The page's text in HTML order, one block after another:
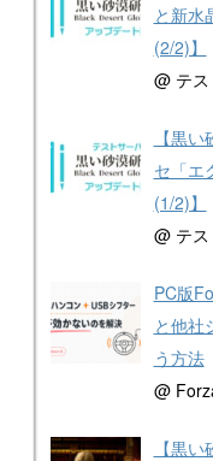
と新水
(2/2)】
@ テ
【黒
セ「エ
(1/2)】
@ テ
PC版
と他社
う方法
@
【黒